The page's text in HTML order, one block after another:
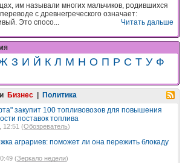
им называли многих мальчиков, родившихся
с древнегреческого означает:
Это спосо...
Читать дальше
З И Й К Л М Н О П Р С Т У Ф
Бизнес | Политика
закупит 100 топливовозов для повышения
поставок топлива
12:51 (Обозреватель)
аграриев: поможет ли она пережить блокаду
(Зеркало недели)